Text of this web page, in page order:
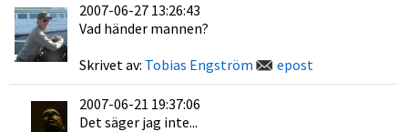
2007-06-27 13:26:43
Vad händer mannen?
Skrivet av: Tobias Engström epost
2007-06-21 19:37:06
Det säger jag inte...